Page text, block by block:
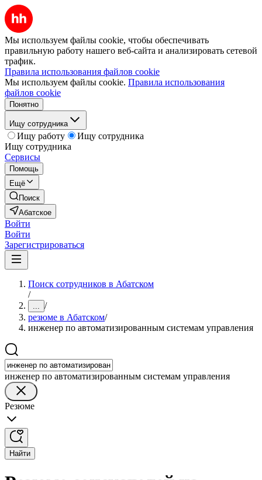
Мы используем файлы cookie, чтобы обеспечивать
правильную работу нашего веб-сайта и анализировать сетевой
трафик.
Правила использования файлов cookie
Мы используем файлы cookie. Правила использования
файлов cookie
Понятно
Ищу сотрудника
Ищу работу
Ищу сотрудника
Ищу сотрудника
Сервисы
Помощь
Ещё
Поиск
Абатское
Войти
Войти
Зарегистрироваться
Поиск сотрудников в Абатском
/
... /
резюме в Абатском/
инженер по автоматизированным системам управления
инженер по автоматизированным системам управления
Резюме
Найти